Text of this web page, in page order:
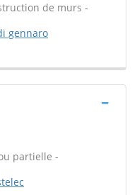
de murs -
gennaro
partielle -